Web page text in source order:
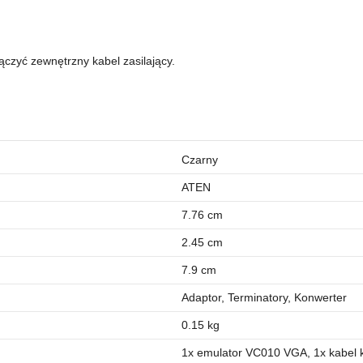
zewnętrzny kabel zasilający.
Czarny
ATEN
7.76 cm
2.45 cm
7.9 cm
Adaptor, Terminatory, Konwerter
0.15 kg
1x emulator VC010 VGA, 1x